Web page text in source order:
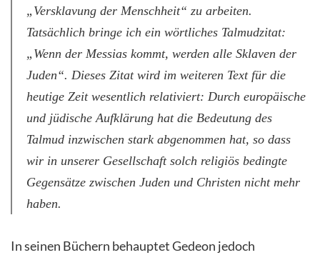
„Versklavung der Menschheit“ zu arbeiten.
Tatsächlich bringe ich ein wörtliches Talmudzitat:
„Wenn der Messias kommt, werden alle Sklaven der
Juden“. Dieses Zitat wird im weiteren Text für die
heutige Zeit wesentlich relativiert: Durch europäische
und jüdische Aufklärung hat die Bedeutung des
Talmud inzwischen stark abgenommen hat, so dass
wir in unserer Gesellschaft solch religiös bedingte
Gegensätze zwischen Juden und Christen nicht mehr
haben.
In seinen Büchern behauptet Gedeon jedoch